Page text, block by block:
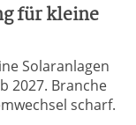
für kleine
Solaranlagen
2027. Branche
scharf.